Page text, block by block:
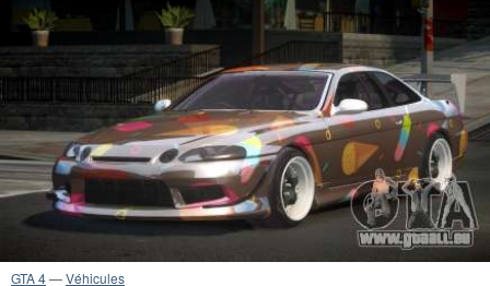
GTA 4—Véhicules